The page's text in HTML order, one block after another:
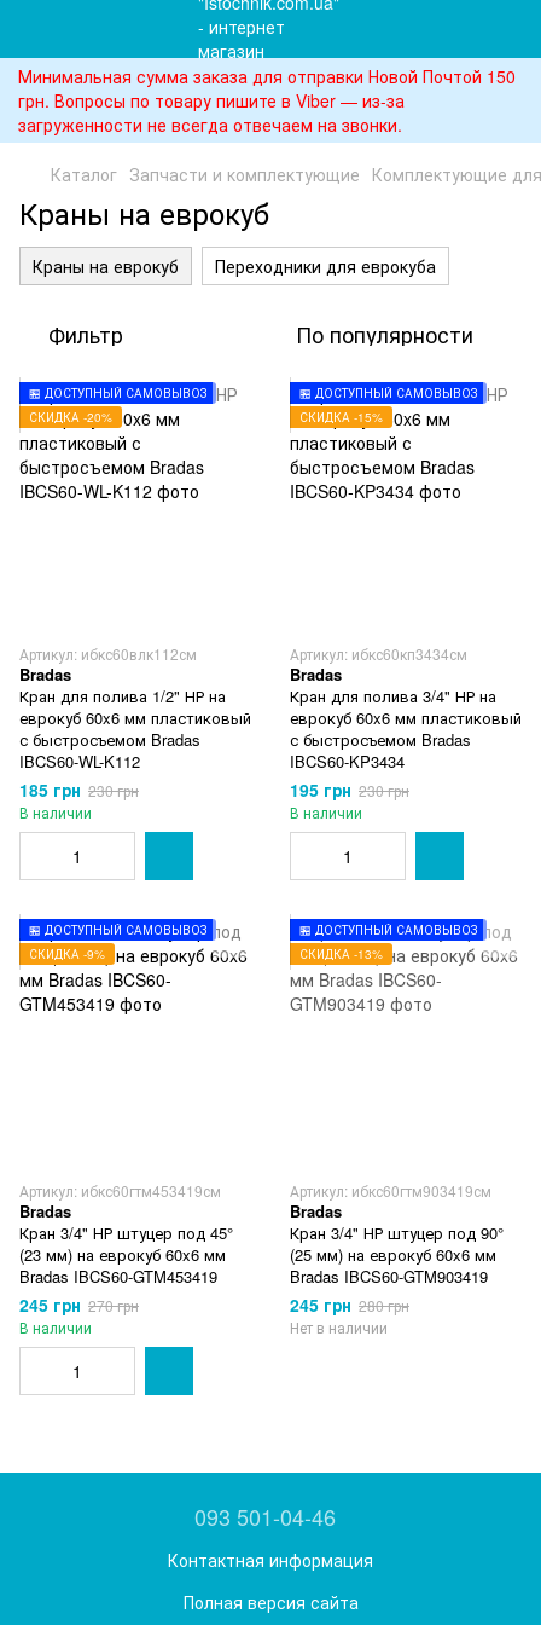
Минимальная сумма заказа для отправки Новой Почтой 150
грн. Вопросы по товару пишите в Viber — из-за
загруженности не всегда отвечаем на звонки.
Каталог Запчасти и комплектующие Комплектующие
Краны на еврокуб
Краны на еврокуб Переходники для еврокуба
Фильтр По популярности
🏪 ДОСТУПНЫЙ САМОВЫВОЗ
СКИДКА -20%
Артикул: ибкс60влк112см
Bradas
Кран для полива 1/2" НР на
еврокуб 60x6 мм пластиковый
с быстросъемом Bradas
IBCS60-WL-K112
185 грн 230 грн
В наличии
🏪 ДОСТУПНЫЙ САМОВЫВОЗ
СКИДКА -15%
Артикул: ибкс60кп3434см
Bradas
Кран для полива 3/4" НР на
еврокуб 60x6 мм пластиковый
с быстросъемом Bradas
IBCS60-KP3434
195 грн 230 грн
В наличии
🏪 ДОСТУПНЫЙ САМОВЫВОЗ
СКИДКА -9%
Артикул: ибкс60гтм453419см
Bradas
Кран 3/4" НР штуцер под 45°
(23 мм) на еврокуб 60x6 мм
Bradas IBCS60-GTM453419
245 грн 270 грн
В наличии
🏪 ДОСТУПНЫЙ САМОВЫВОЗ
СКИДКА -13%
Артикул: ибкс60гтм903419см
Bradas
Кран 3/4" НР штуцер под 90°
(25 мм) на еврокуб 60x6 мм
Bradas IBCS60-GTM903419
245 грн 280 грн
Нет в наличии
093 501-04-46
Контактная информация
Полная версия сайта